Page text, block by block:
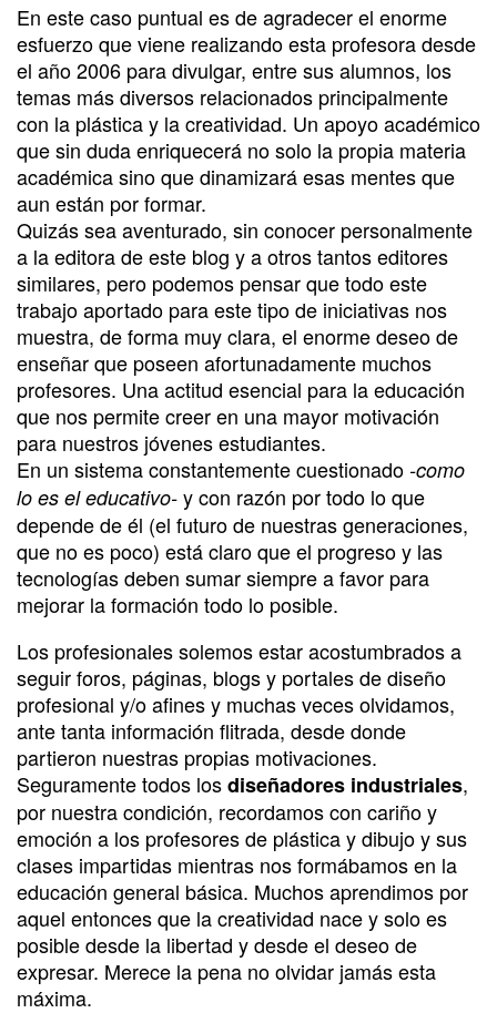
En este caso puntual es de agradecer el enorme
esfuerzo que viene realizando esta profesora desde
el año 2006 para divulgar, entre sus alumnos, los
temas más diversos relacionados principalmente
con la plástica y la creatividad. Un apoyo académico
que sin duda enriquecerá no solo la propia materia
académica sino que dinamizará esas mentes que
aun están por formar.
Quizás sea aventurado, sin conocer personalmente
a la editora de este blog y a otros tantos editores
similares, pero podemos pensar que todo este
trabajo aportado para este tipo de iniciativas nos
muestra, de forma muy clara, el enorme deseo de
enseñar que poseen afortunadamente muchos
profesores. Una actitud esencial para la educación
que nos permite creer en una mayor motivación
para nuestros jóvenes estudiantes.
En un sistema constantemente cuestionado -como
lo es el educativo- y con razón por todo lo que
depende de él (el futuro de nuestras generaciones,
que no es poco) está claro que el progreso y las
tecnologías deben sumar siempre a favor para
mejorar la formación todo lo posible.
Los profesionales solemos estar acostumbrados a
seguir foros, páginas, blogs y portales de diseño
profesional y/o afines y muchas veces olvidamos,
ante tanta información flitrada, desde donde
partieron nuestras propias motivaciones.
Seguramente todos losdiseñadores industriales,
por nuestra condición, recordamos con cariño y
emoción a los profesores de plástica y dibujo y sus
clases impartidas mientras nos formábamos en la
educación general básica. Muchos aprendimos por
aquel entonces que la creatividad nace y solo es
posible desde la libertad y desde el deseo de
expresar. Merece la pena no olvidar jamás esta
máxima.